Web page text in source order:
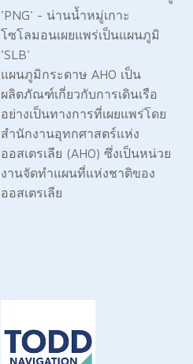
'PNG' - น่านน้ำหมู่เกาะ
โซโลมอนเผยแพร่เป็นแผนภูมิ
'SLB'
แผนภูมิกระดาษ AHO เป็น
ผลิตภัณฑ์เกี่ยวกับการเดินเรือ
อย่างเป็นทางการที่เผยแพร่โดย
สำนักงานอุทกศาสตร์แห่ง
ออสเตรเลีย (AHO) ซึ่งเป็นหน่วย
งานจัดทำแผนที่แห่งชาติของ
ออสเตรเลีย